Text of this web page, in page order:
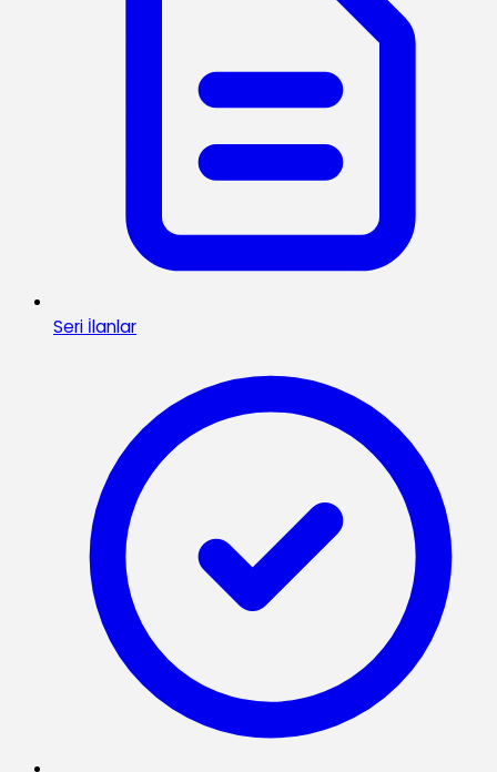
Seri İlanlar